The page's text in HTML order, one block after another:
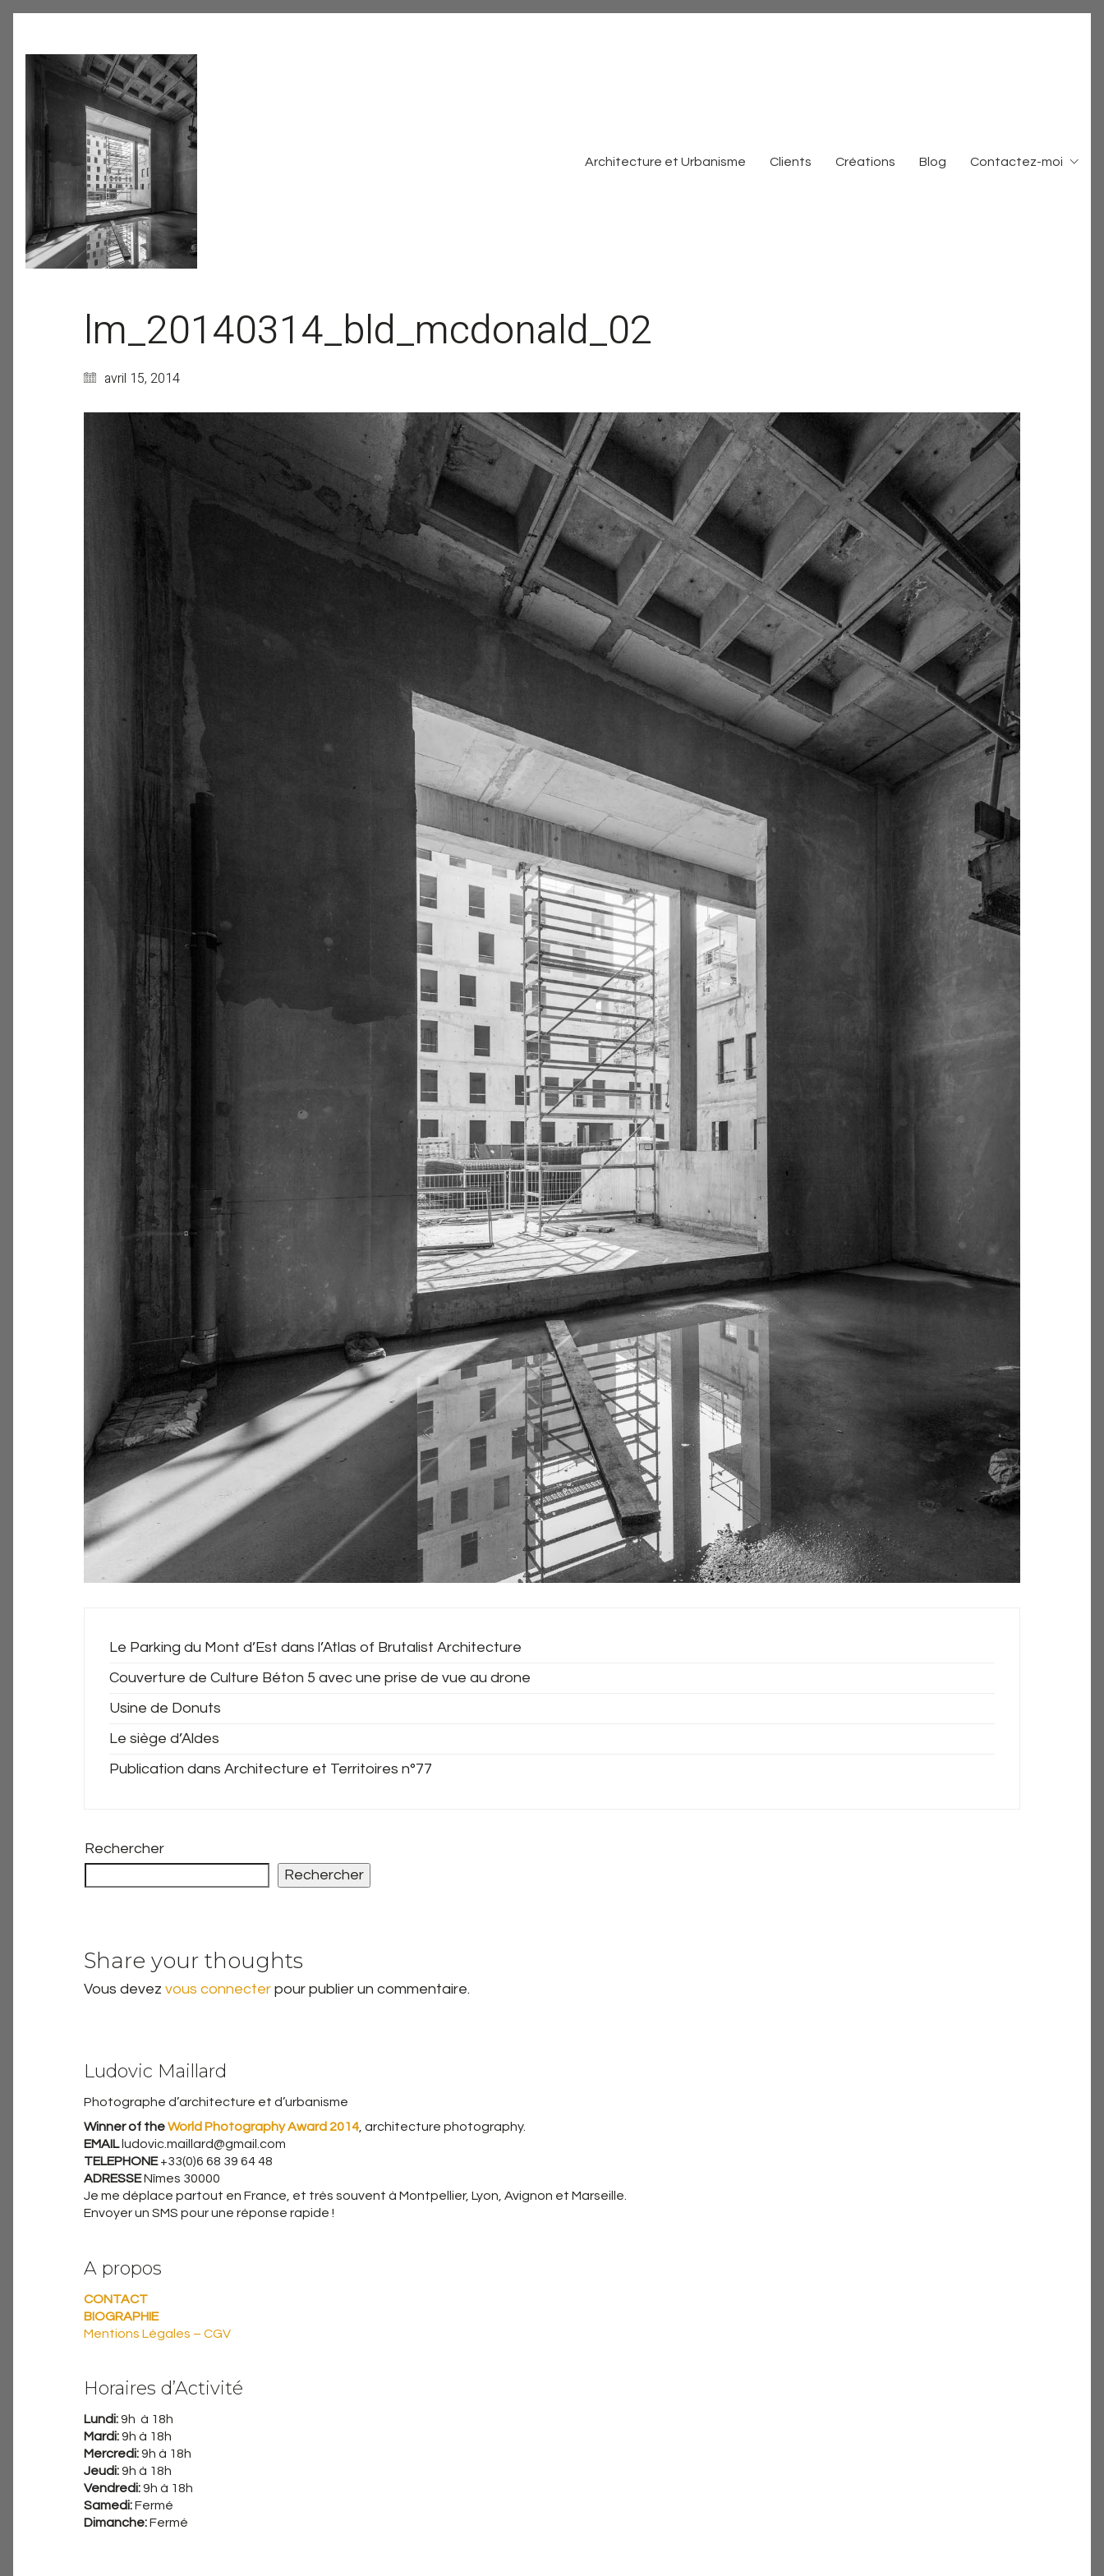
Architecture et Urbanisme Clients Créations Blog Contactez-moi
lm_20140314_bld_mcdonald_02
avril 15, 2014
Le Parking du Mont d’Est dans l’Atlas of Brutalist Architecture
Couverture de Culture Béton 5 avec une prise de vue au drone
Usine de Donuts
Le siège d’Aldes
Publication dans Architecture et Territoires n°77
Rechercher
Rechercher
Share your thoughts
Vous devez vous connecter pour publier un commentaire.
Ludovic Maillard
Photographe d’architecture et d’urbanisme
Winner of theWorld Photography Award 2014 , architecture photography.
EMAIL ludovic.maillard@gmail.com
TELEPHONE+33(0)6 68 39 64 48
ADRESSENîmes 30000
Je me déplace partout en France, et très souvent à Montpellier, Lyon, Avignon et Marseille.
Envoyer un SMS pour une réponse rapide !
A propos
CONTACT
BIOGRAPHIE
Mentions Légales – CGV
Horaires d’Activité
Lundi:9h à 18h
Mardi:9h à 18h
Mercredi:9h à 18h
Jeudi:9h à 18h
Vendredi:9h à 18h
Samedi:Fermé
Dimanche:Fermé